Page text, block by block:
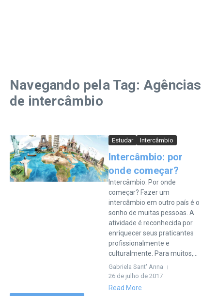
Navegando pela Tag: Agências
de intercâmbio
Estudar Intercâmbio
Intercâmbio: por
onde começar?
Intercâmbio: Por onde
começar? Fazer um
intercâmbio em outro país é o
sonho de muitas pessoas. A
atividade é reconhecida por
enriquecer seus praticantes
profissionalmente e
culturalmente. Para muitos,...
Gabriela Sant' Anna
26 de julho de 2017
Read More